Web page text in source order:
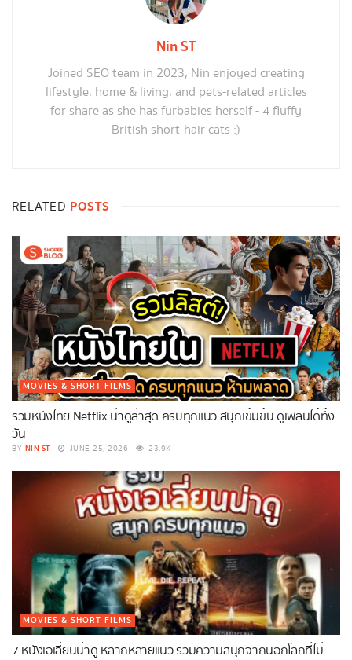
Nin ST
Joined SEO team in 2023, Nin enjoyed creating
lifestyle, home & living, and pets-related articles
for share as she has furbabies herself - 4 fluffy
British short-hair cats :)
RELATED POSTS
MOVIES & SHORT FILMS
รวมหนังไทย Netflix น่าดูล่าสุด ครบทุกแนว สนุกเข้มข้น ดูเพลินได้ทั้ง
วัน
BY NIN ST JUNE 25, 2026 23.9K
MOVIES & SHORT FILMS
7 หนังเอเลี่ยนน่าดู หลากหลายแนว รวมความสนุกจากนอกโลกที่ไม่